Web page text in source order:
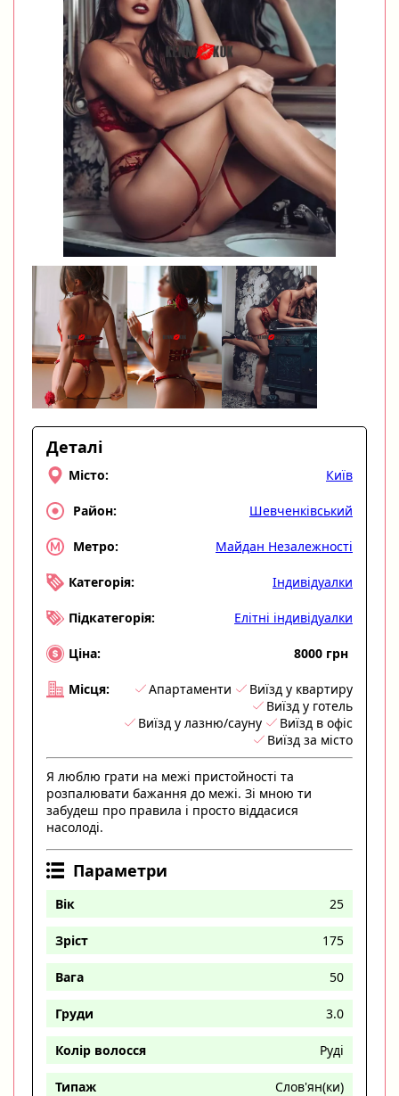
Деталі
Місто: Київ
Район: Шевченківський
Метро: Майдан Незалежності
Категорія: Індивідуалки
Підкатегорія: Елітні індивідуалки
Ціна: 8000 грн
Місця: Апартаменти
Виїзд у квартиру
Виїзд у готель
Виїзд у лазню/сауну
Виїзд в офіс
Виїзд за місто
Я люблю грати на межі пристойності та
розпалювати бажання до межі. Зі мною ти
забудеш про правила і просто віддасися
насолоді.
Параметри
Вік 25
Зріст 175
Вага 50
Груди 3.0
Колір волосся Руді
Типаж Слов'ян(ки)